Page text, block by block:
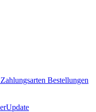
Zahlungsarten Bestellungen